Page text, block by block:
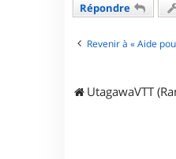
c
e
n
Répondre
Revenir à « Aide
UtagawaVTT